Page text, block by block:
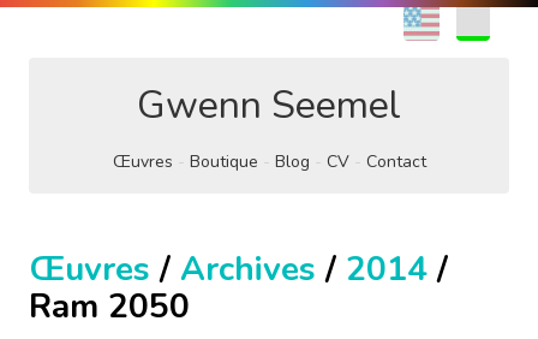
EN
Gwenn Seemel
Œuvres Boutique Blog CV Contact
Œuvres / Archives / 2014/
Ram 2050